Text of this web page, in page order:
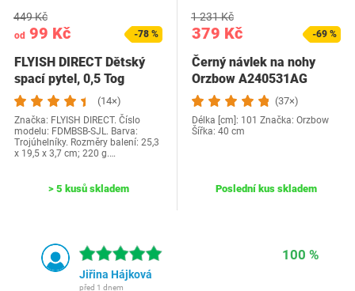
od 99 Kč
449 Kč
-78 %
FLYISH DIRECT Dětský
spací pytel, 0,5 Tog
Dětský mušelínový…
(14×)
Značka: FLYISH DIRECT. Číslo
modelu: FDMBSB-SJL. Barva:
Trojúhelníky. Rozměry balení: 25,3
x 19,5 x 3,7 cm; 220 g.…
> 5 kusů skladem
379 Kč
1 231 Kč
-69 %
Černý návlek na nohy
Orzbow A240531AG
(37×)
Délka [cm]: 101 Značka: Orzbow
Šířka: 40 cm
Poslední kus skladem
100 %
Jiřina Hájková
před 1 dnem